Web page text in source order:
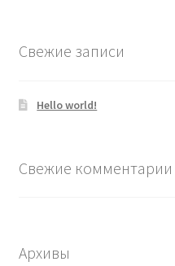
Свежие записи
Hello world!
Свежие комментарии
Архивы